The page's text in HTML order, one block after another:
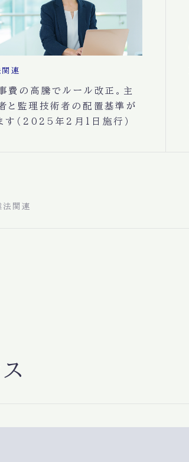
連
費の高騰でルール改正。主
と監理技術者の配置基準が
す（2025年2月1日施行）
法関連